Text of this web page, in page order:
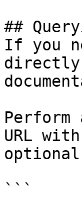
##
If you
directly
Perform
URL
```